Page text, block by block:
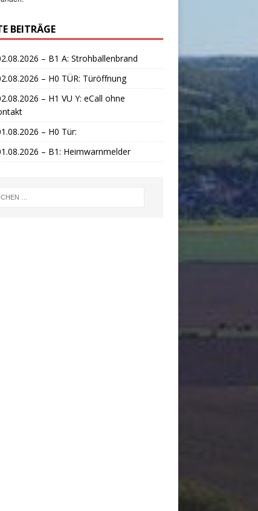
BEITRÄGE
– B1 A: Strohballenbrand
– H0 TÜR: Türöffnung
– H1 VU Y: eCall ohne
– H0 Tür:
– B1: Heimwarnmelder